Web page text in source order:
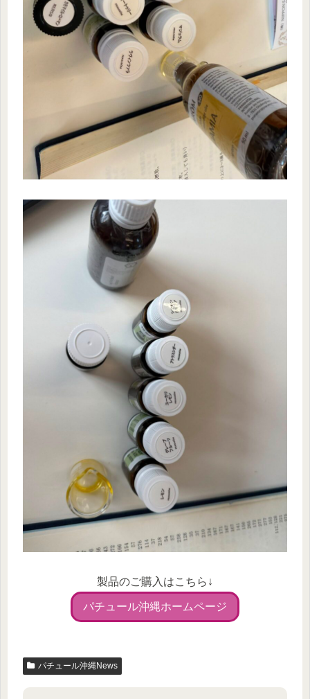
製品のご購入はこちら↓
パチュール沖縄ホームページ
パチュール沖縄News